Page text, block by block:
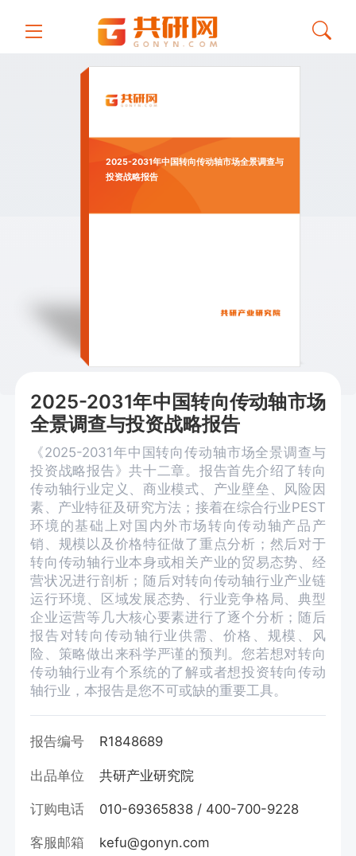
2025-2031年中国转向传动轴市场全景调查与
投资战略报告
2025-2031年中国转向传动轴市场
全景调查与投资战略报告
《2025-2031年中国转向传动轴市场全景调查与
投资战略报告》共十二章。报告首先介绍了转向
传动轴行业定义、商业模式、产业壁垒、风险因
素、产业特征及研究方法；接着在综合行业PEST
环境的基础上对国内外市场转向传动轴产品产
销、规模以及价格特征做了重点分析；然后对于
转向传动轴行业本身或相关产业的贸易态势、经
营状况进行剖析；随后对转向传动轴行业产业链
运行环境、区域发展态势、行业竞争格局、典型
企业运营等几大核心要素进行了逐个分析；随后
报告对转向传动轴行业供需、价格、规模、风
险、策略做出来科学严谨的预判。您若想对转向
传动轴行业有个系统的了解或者想投资转向传动
轴行业，本报告是您不可或缺的重要工具。
报告编号 R1848689
出品单位 共研产业研究院
订购电话 010-69365838 / 400-700-9228
客服邮箱 kefu@gonyn.com